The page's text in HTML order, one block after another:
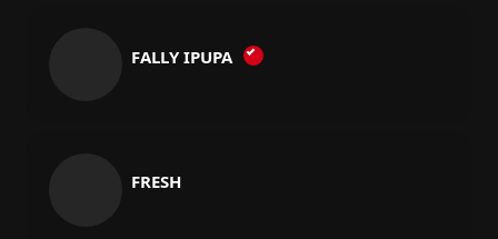
FALLY IPUPA
FRESH